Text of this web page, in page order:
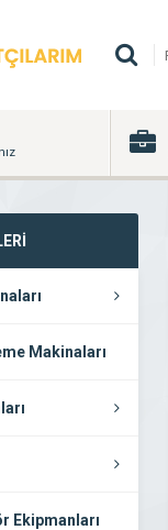
Makinaları
Ekipmanları